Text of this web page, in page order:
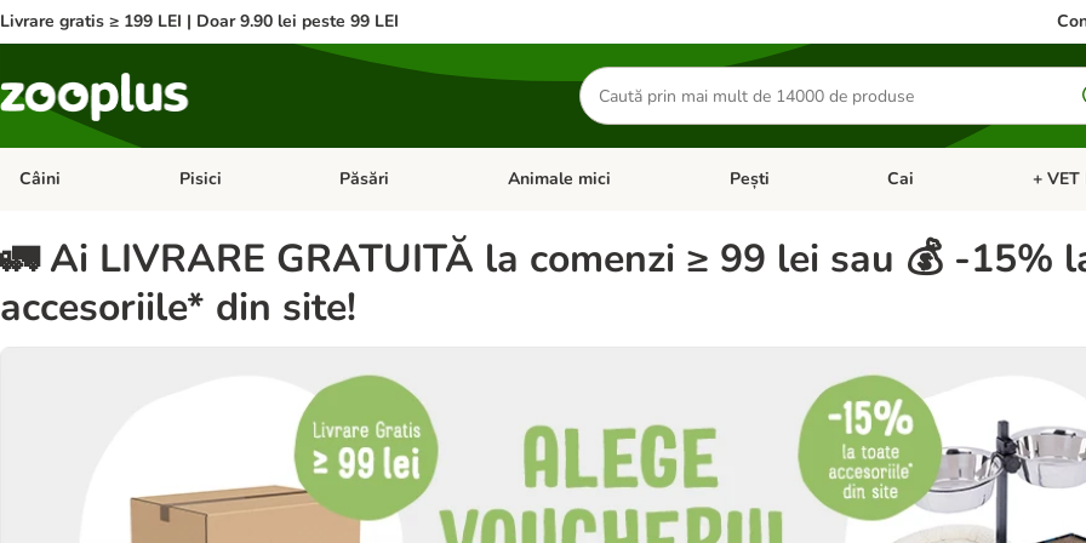
Livrare gratis ≥ 199 LEI | Doar 9.90 lei peste 99 LEI
Căutare
produse
Câini Deschideți meniul cu categorii: Câini
Pisici Deschideți meniul cu categorii: Pisici
Păsări Deschideți meniul cu categorii: Păsări
Animale mici Deschideți meniul cu categorii: Animale mici
Pești Deschideți meniul cu
Cai +
🚛 Ai LIVRARE GRATUITĂ la comenzi ≥ 99 lei sau 💰 -15%
accesoriile* din site!